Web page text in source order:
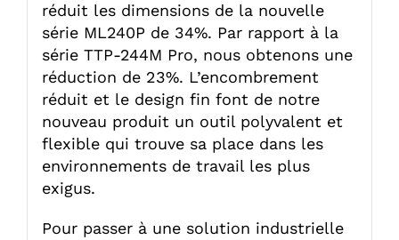
réduit les dimensions de la nouvelle
série ML240P de 34%. Par rapport à la
série TTP-244M Pro, nous obtenons une
réduction de 23%. L’encombrement
réduit et le design fin font de notre
nouveau produit un outil polyvalent et
flexible qui trouve sa place dans les
environnements de travail les plus
exigus.
Pour passer à une solution industrielle